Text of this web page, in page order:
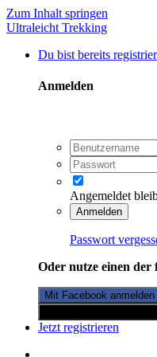
Zum Inhalt springen
Ultraleicht Trekking
Du bist bereits
Anmelden
Angemeldet
Anmelden
Passwort
Oder nutze einen der
Mit Facebook anmelden
Jetzt registrieren